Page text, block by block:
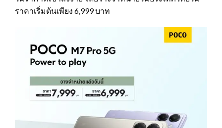
ราคาเริ่มต้นเพียง 6,999 บาท